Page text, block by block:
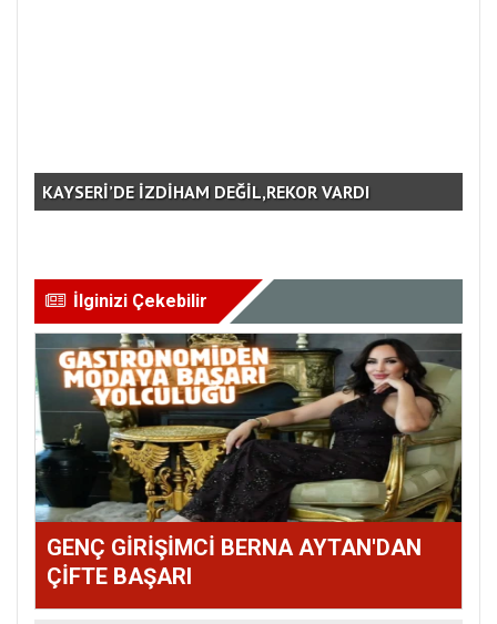
KAYSERİ’DE İZDİHAM DEĞİL,REKOR VARDI
İlginizi Çekebilir
GENÇ GİRİŞİMCİ BERNA AYTAN'DAN
ÇİFTE BAŞARI